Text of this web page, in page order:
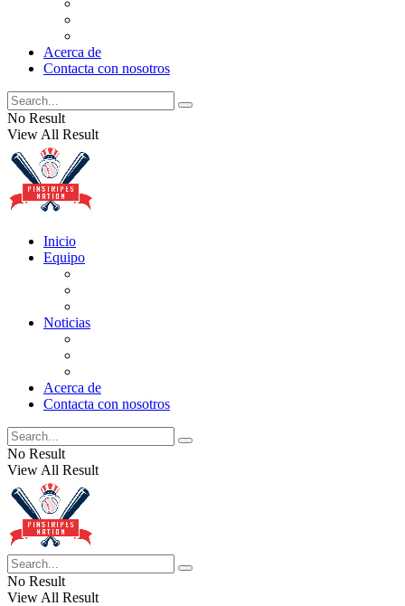
Acerca de
Contacta con nosotros
No Result
View All Result
Inicio
Equipo
Noticias
Acerca de
Contacta con nosotros
No Result
View All Result
No Result
View All Result